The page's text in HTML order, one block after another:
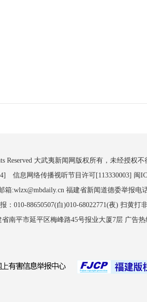
Reserved 大武夷新闻网版权所有，未经授权
信息网络传播视听节目许可[113330003] 闽
:wlzx@mbdaily.cn 福建省新闻道德委举报电
：010-88650507(白)010-68022771(夜) 扫黄打
南平市延平区梅峰路45号报业大厦7层 广告热